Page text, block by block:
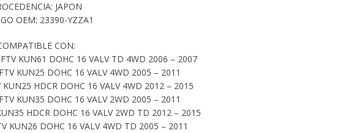
JAPON
OEM: 23390-YZZA1
CON:
KUN61 DOHC 16 VALV TD 4WD 2006 – 2007
KUN25 DOHC 16 VALV 4WD 2005 – 2011
HDCR DOHC 16 VALV 4WD 2012 – 2015
KUN35 DOHC 16 VALV 2WD 2005 – 2011
HDCR DOHC 16 VALV 2WD TD 2012 – 2015
KUN26 DOHC 16 VALV 4WD TD 2005 – 2011